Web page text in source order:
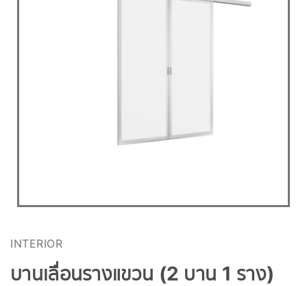
INTERIOR
บานเลื่อนรางแขวน (2 บาน 1 ราง)